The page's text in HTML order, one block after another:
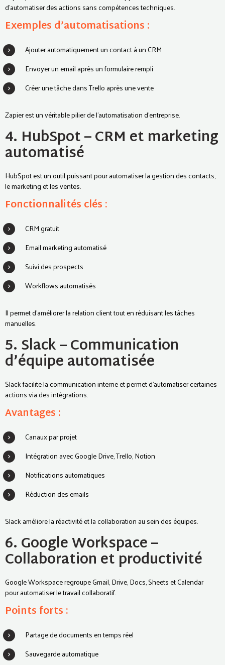
d’automatiser des actions sans compétences techniques.
Exemples d’automatisations :
Ajouter automatiquement un contact à un CRM
Envoyer un email après un formulaire rempli
Créer une tâche dans Trello après une vente
Zapier est un véritable pilier de l’automatisation d’entreprise.
4. HubSpot – CRM et marketing
automatisé
HubSpot est un outil puissant pour automatiser la gestion des contacts,
le marketing et les ventes.
Fonctionnalités clés :
CRM gratuit
Email marketing automatisé
Suivi des prospects
Workflows automatisés
Il permet d’améliorer la relation client tout en réduisant les tâches
manuelles.
5. Slack – Communication
d’équipe automatisée
Slack facilite la communication interne et permet d’automatiser certaines
actions via des intégrations.
Avantages :
Canaux par projet
Intégration avec Google Drive, Trello, Notion
Notifications automatiques
Réduction des emails
Slack améliore la réactivité et la collaboration au sein des équipes.
6. Google Workspace –
Collaboration et productivité
Google Workspace regroupe Gmail, Drive, Docs, Sheets et Calendar
pour automatiser le travail collaboratif.
Points forts :
Partage de documents en temps réel
Sauvegarde automatique